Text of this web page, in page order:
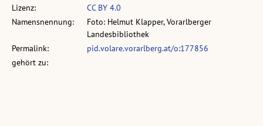
Lizenz:
CC BY 4.0
Namensnennung:
Foto: Helmut Klapper, Vorarlberger
Landesbibliothek
Permalink:
pid.volare.vorarlberg.at/o:177856
gehört zu: